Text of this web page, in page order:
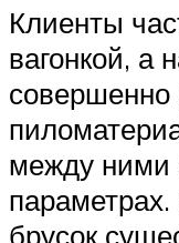
Клиенты
вагонкой, а
совершенно
между ними
брусок